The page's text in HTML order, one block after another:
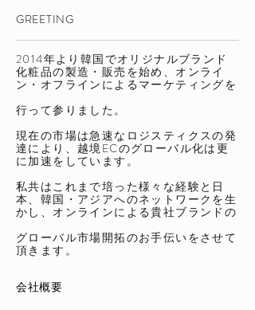
GREETING​
2014年より韓国でオリジナルブランド
化粧品の製造・販売を始め、オンライ
ン・オフラインによるマーケティングを
行って参りました。
現在の市場は急速なロジスティクスの発
達により、越境ECのグローバル化は更
に加速をしています。
私共はこれまで培った様々な経験と日
本、韓国・アジアへのネットワークを生
かし、オンラインによる貴社ブランドの
グローバル市場開拓のお手伝いをさせて
頂き ます。
会社概要